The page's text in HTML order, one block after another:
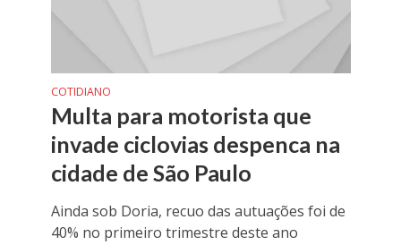
COTIDIANO
Multa para motorista que
invade ciclovias despenca na
cidade de São Paulo
Ainda sob Doria, recuo das autuações foi de
40% no primeiro trimestre deste ano